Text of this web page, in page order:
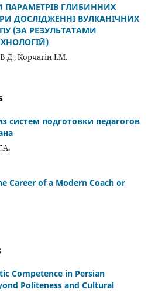
ПАРАМЕТРІВ ГЛИБИННИХ
ДОСЛІДЖЕННІ ВУЛКАНІЧНИХ
(ЗА РЕЗУЛЬТАТАМИ
Корчагін І.М.
систем подготовки педагогов
Career of a Modern Coach or
Competence in Persian
Politeness and Cultural